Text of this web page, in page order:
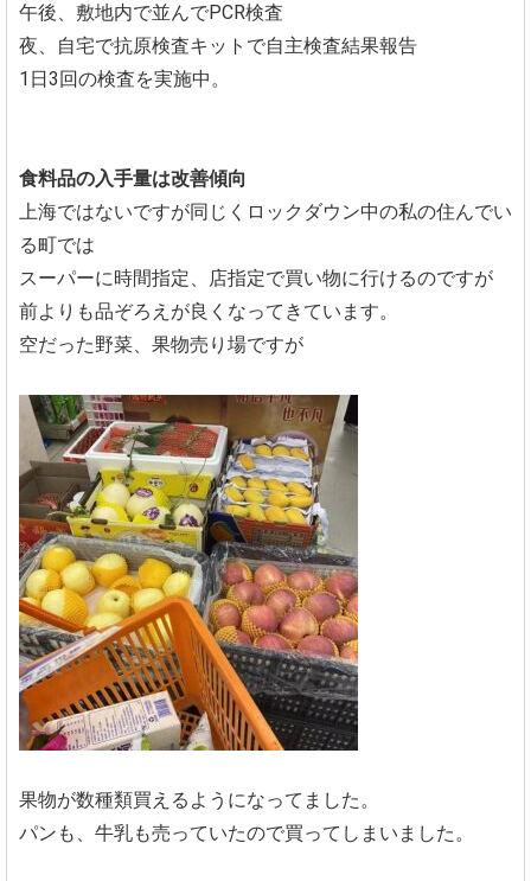
午後、敷地内で並んでPCR検査
夜、自宅で抗原検査キットで自主検査結果報告
1日3回の検査を実施中。
食料品の入手量は改善傾向
上海ではないですが同じくロックダウン中の私の住んでい
る町では
スーパーに時間指定、店指定で買い物に行けるのですが
前よりも品ぞろえが良くなってきています。
空だった野菜、果物売り場ですが
果物が数種類買えるようになってました。
パンも、牛乳も売っていたので買ってしまいました。